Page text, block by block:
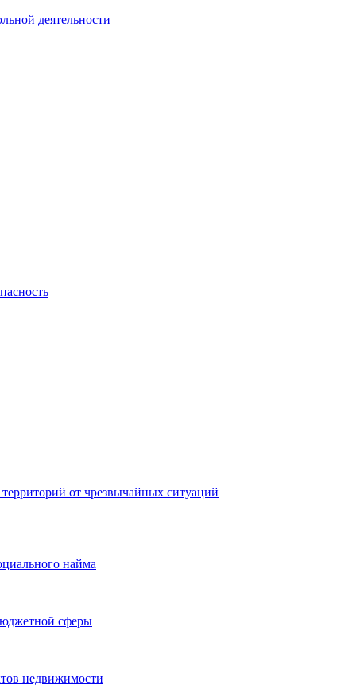
деятельности
от чрезвычайных ситуаций
найма
сферы
недвижимости